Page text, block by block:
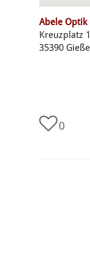
Abele Optik
Kreuzplatz
35390
0